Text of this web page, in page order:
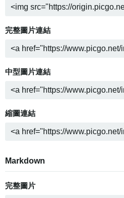
完整圖片連結
中型圖片連結
縮圖連結
Markdown
完整圖片